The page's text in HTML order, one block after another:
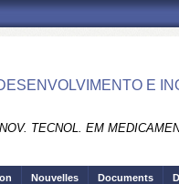
E
TECNOL. EM
Nouvelles Documents